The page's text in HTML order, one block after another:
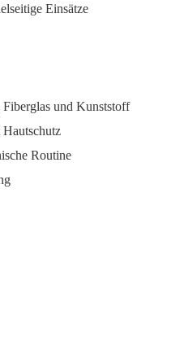
Einsätze
und Kunststoff
Routine